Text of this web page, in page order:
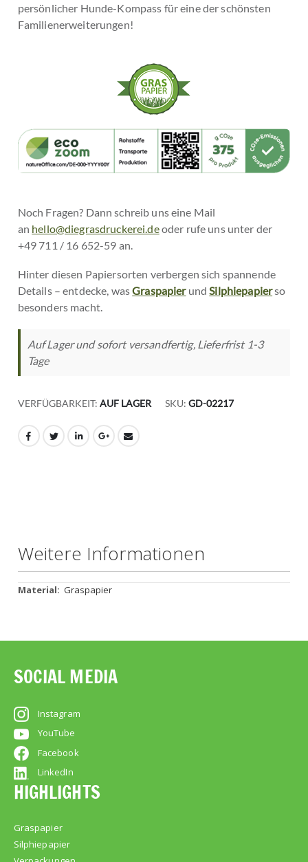
persönlicher Hunde-Kompass für eine der schönsten
Familienerweiterungen!
Noch Fragen? Dann schreib uns eine Mail
an hello@diegrasdruckerei.deoder rufe uns unter der
+49 711 / 16 652-59 an.
Hinter diesen Papiersorten verbergen sich spannende
Details – entdecke, wasGraspapierundSilphiepapierso
besonders macht.
Auf Lager und sofort versandfertig, Lieferfrist 1-3
Tage
VERFÜGBARKEIT: AUF LAGER SKU GD-02217
Weitere Informationen
Weitere
Graspapier
SOCIAL MEDIA
Instagram
YouTube
Facebook
LinkedIn
HIGHLIGHTS
Graspapier
Silphiepapier